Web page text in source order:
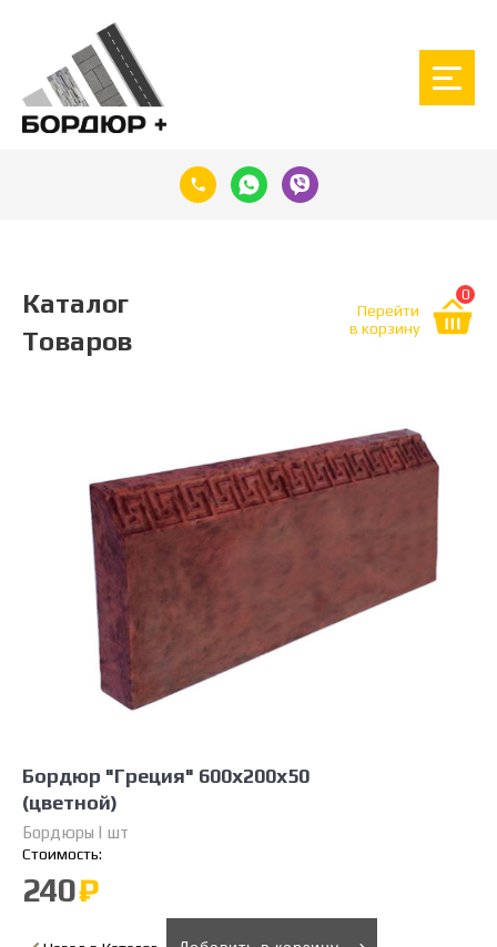
Каталог
Товаров
Перейти
в корзину
0
Бордюр "Греция" 600х200х50
(цветной)
Бордюры | шт
Стоимость:
240₽